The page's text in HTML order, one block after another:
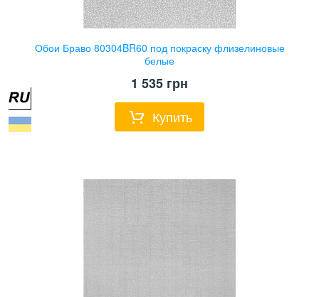
Обои Браво 80304BR60 под покраску флизелиновые
белые
1 535 грн
Купить